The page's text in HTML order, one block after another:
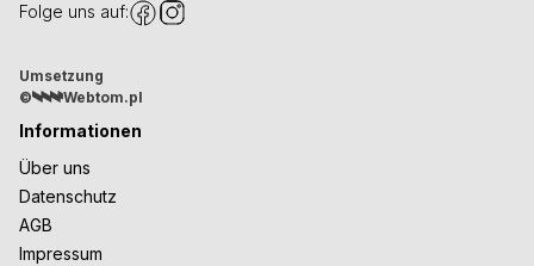
Folge uns auf:
Umsetzung
©
Webtom.pl
Informationen
Über uns
Datenschutz
AGB
Impressum